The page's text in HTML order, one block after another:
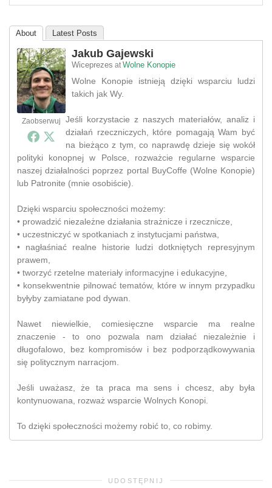
About Latest Posts
Zaobserwuj
Jakub Gajewski
Wiceprezes atWolne Konopie
Wolne Konopie istnieją dzięki wsparciu ludzi
takich jak Wy.
Jeśli korzystacie z naszych materiałów, analiz i
działań rzeczniczych, które pomagają Wam być
na bieżąco z tym, co naprawdę dzieje się wokół
polityki konopnej w Polsce, rozważcie regularne wsparcie
naszej działalności poprzez portal BuyCoffe (Wolne Konopie)
lub Patronite (mnie osobiście).
Dzięki wsparciu społeczności możemy:
• prowadzić niezależne działania strażnicze i rzecznicze,
• uczestniczyć w spotkaniach z instytucjami państwa,
• nagłaśniać realne historie ludzi dotkniętych represyjnym
prawem,
• tworzyć rzetelne materiały informacyjne i edukacyjne,
• konsekwentnie pilnować tematów, które w innym przypadku
byłyby zamiatane pod dywan.
Nawet niewielkie, comiesięczne wsparcie ma realne
znaczenie - to ono pozwala nam działać niezależnie i
długofalowo, bez kompromisów i bez podporządkowywania
się politycznym narracjom.
Jeśli uważasz, że ta praca ma sens i chcesz, aby była
kontynuowana, rozważ wsparcie Wolnych Konopi.
To dzięki społeczności możemy robić to, co robimy.
UDOSTĘPNIJ